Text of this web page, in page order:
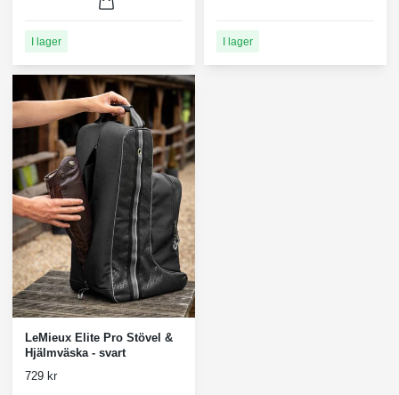
I lager I lager
LeMieux Elite Pro Stövel &
Hjälmväska - svart
729 kr